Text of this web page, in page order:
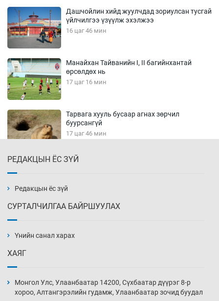
Дашчойлин хийд жуулчдад зориулсан тусгай
үйлчилгээ үзүүлж эхэлжээ
16 цаг 46 мин
Манайхан Тайванийн I, II багийнхантай
өрсөлдөх нь
17 цаг 16 мин
Тарвага хууль бусаар агнах зөрчил
буурсангүй
17 цаг 46 мин
18 цаг 16 мин
18 цаг 46 мин
19 цаг 16 мин
РЕДАКЦЫН ЁС ЗҮЙ
Редакцын ёс зүй
СУРТАЛЧИЛГАА БАЙРШУУЛАХ
Үнийн санал харах
ХАЯГ
Монгол Улс, Улаанбаатар 14200, Сүхбаатар дүүрэг 8-р
хороо, Алтангэрэлийн гудамж, Улаанбаатар зочид буудал